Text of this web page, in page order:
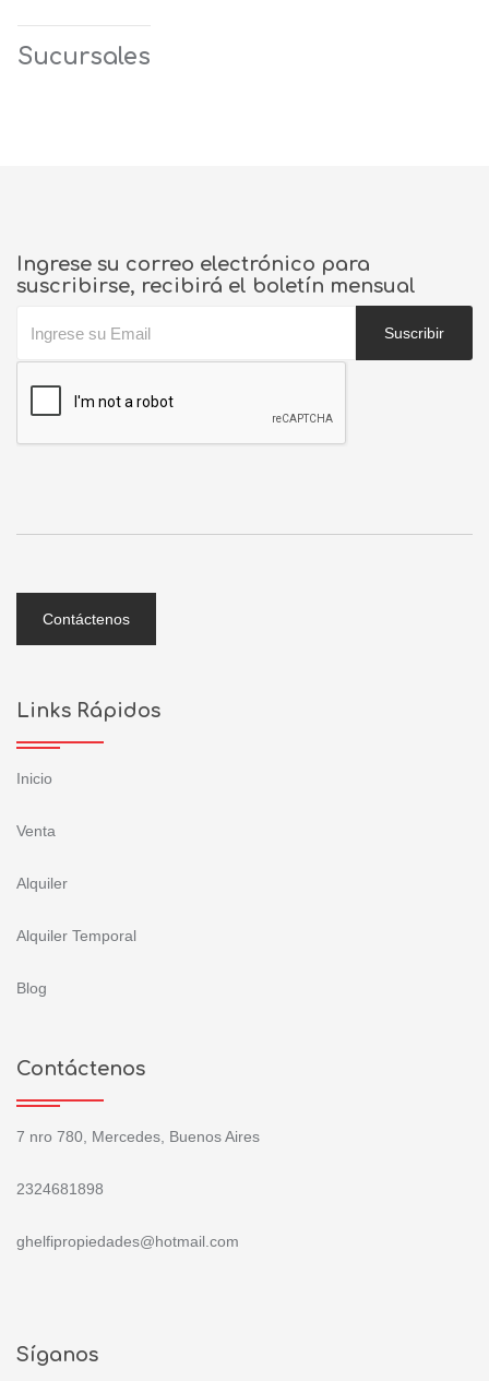
Sucursales
Ingrese su correo electrónico para
suscribirse, recibirá el boletín mensual
Suscribir
Contáctenos
Links Rápidos
Inicio
Venta
Alquiler
Alquiler Temporal
Blog
Contáctenos
7 nro 780, Mercedes, Buenos Aires
2324681898
ghelfipropiedades@hotmail.com
Síganos